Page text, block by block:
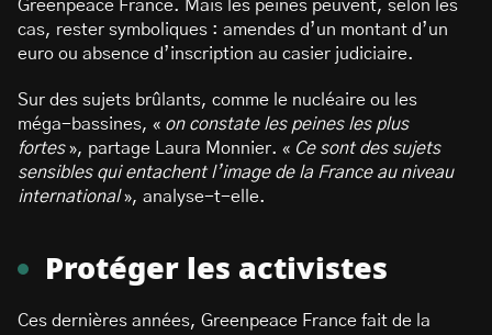
Greenpeace France. Mais les peines peuvent, selon les
cas, rester symboliques : amendes d’un montant d’un
euro ou absence d’inscription au casier judiciaire.
Sur des sujets brûlants, comme le nucléaire ou les
méga-bassines, « on constate les peines les plus
fortes», partage Laura Monnier. « Ce sont des sujets
sensibles qui entachent l’image de la France au niveau
international», analyse-t-elle.
Protéger les activistes
Ces dernières années, Greenpeace France fait de la